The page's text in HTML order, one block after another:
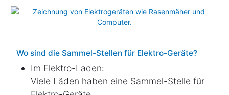
Wo sind die Sammel-Stellen für Elektro-Geräte?
Im Elektro-Laden:
Viele Läden haben eine Sammel-Stelle für